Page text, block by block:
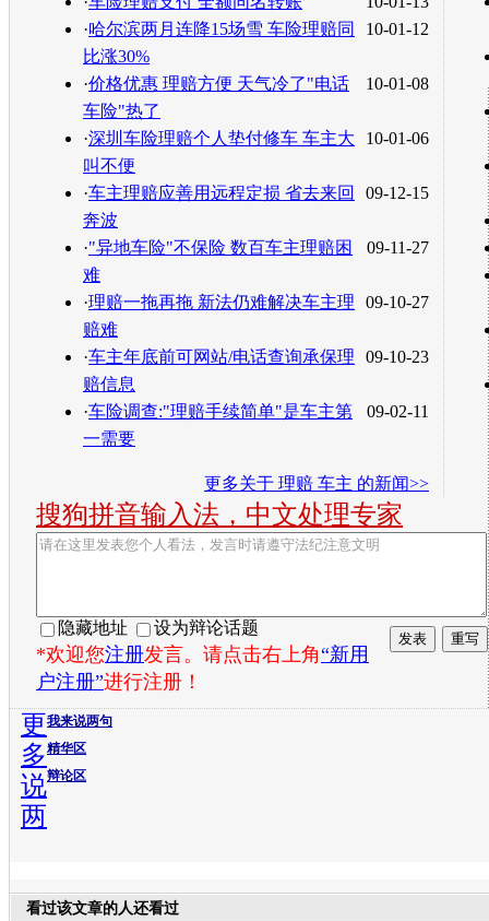
10-01-12
·哈尔滨两月连降15场雪 车险理赔同
比涨30%
10-01-08
·价格优惠 理赔方便 天气冷了"电话
车险"热了
10-01-06
·深圳车险理赔个人垫付修车 车主大
叫不便
09-12-15
·车主理赔应善用远程定损 省去来回
奔波
09-11-27
·"异地车险"不保险 数百车主理赔困
难
09-10-27
·理赔一拖再拖 新法仍难解决车主理
赔难
09-10-23
·车主年底前可网站/电话查询承保理
赔信息
09-02-11
·车险调查:"理赔手续简单"是车主第
一需要
更多关于 理赔 车主 的新闻>>
搜狗拼音输入法，中文处理专家
隐藏地址 设为辩论话题
*欢迎您注册发言。请点击右上角“新用
户注册”进行注册！
我来说两句
精华区
辩论区
更
多
说
两
看过该文章的人还看过